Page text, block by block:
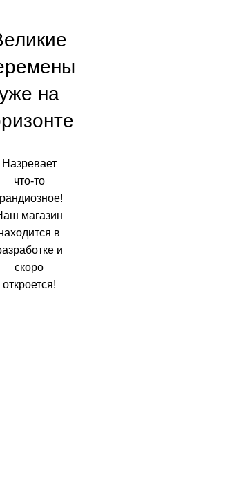
на
Назревает
что-то
магазин
в
и
скоро
откроется!